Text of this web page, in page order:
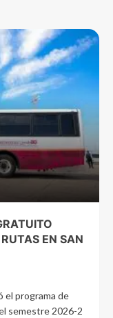
EN SAN
el programa de
semestre 2026-2